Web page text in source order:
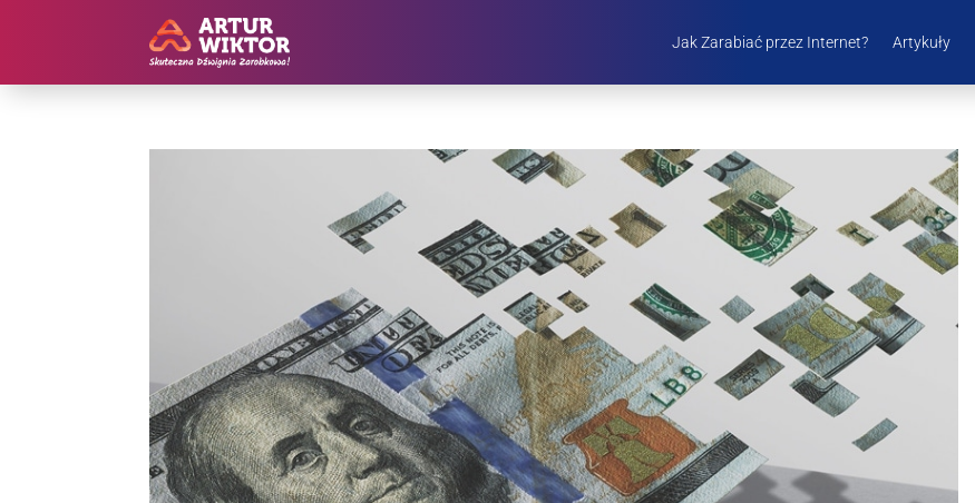
Jak Zarabiać przez Internet? Artykuły